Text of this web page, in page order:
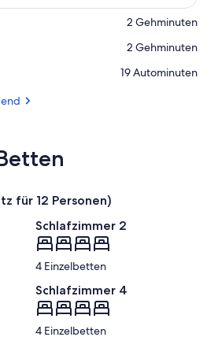
‪2 Gehminuten‬
‪2 Gehminuten‬
‪19 Autominuten‬
für 12 Personen)
Schlafzimmer 2
4 Einzelbetten
Schlafzimmer 4
4 Einzelbetten